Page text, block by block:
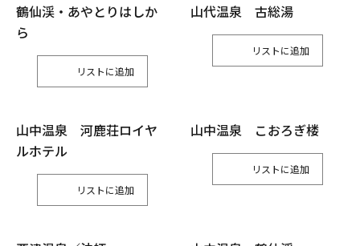
鶴仙渓・あやとりはしか
ら
リスト
山代温泉 古総湯
リスト
山中温泉 河鹿荘ロイヤ
ルホテル
リスト
山中温泉 こおろぎ楼
リスト